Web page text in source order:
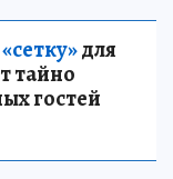
для
тайно
гостей